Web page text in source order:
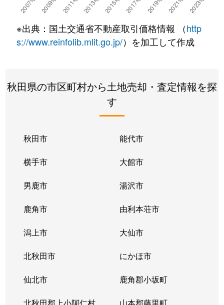
※出典：国土交通省不動産取引価格情報 （http
s://www.reinfolib.mlit.go.jp/）を加工して作成
秋田県の市区町村から土地売却・査定情報を探
す
秋田市 能代市
横手市 大館市
男鹿市 湯沢市
鹿角市 由利本荘市
潟上市 大仙市
北秋田市 にかほ市
仙北市 鹿角郡小坂町